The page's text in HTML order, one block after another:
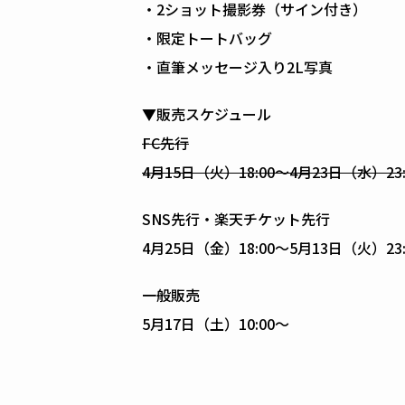
・2ショット撮影券（サイン付き）
・限定トートバッグ
・直筆メッセージ入り2L写真
▼販売スケジュール
FC先行
4月15日（火）18:00〜4月23日（水）
SNS先行・楽天チケット先行
4月25日（金）18:00〜5月13日（火）
一般販売
5月17日（土）10:00〜